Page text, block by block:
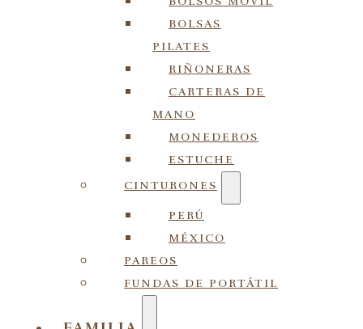
BOLSAS
PILATES
RIÑONERAS
CARTERAS DE
MANO
MONEDEROS
ESTUCHE
CINTURONES
PERÚ
MÉXICO
PAREOS
FUNDAS DE PORTÁTIL